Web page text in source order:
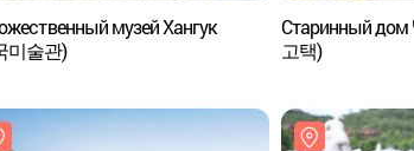
музей Хангук
미술관)
Старинный дом
고택)